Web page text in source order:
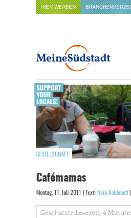
HIER WERBEN
GESELLSCHAFT
Cafémamas
Montag, 11. Juli 2011 | Text: Nora Koldehoff|
Geschätzte Lesezeit: 4